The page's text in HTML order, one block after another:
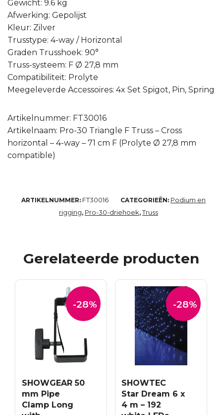
Gewicht: 9.6 kg
Afwerking: Gepolijst
Kleur: Zilver
Trusstype: 4-way / Horizontal
Graden Trusshoek: 90°
Truss-systeem: F Ø 27,8 mm
Compatibiliteit: Prolyte
Meegeleverde Accessoires: 4x Set Spigot, Pin, Spring
Artikelnummer: FT30016
Artikelnaam: Pro-30 Triangle F Truss – Cross
horizontal – 4-way – 71 cm F (Prolyte Ø 27,8 mm
compatible)
ARTIKELNUMMER: FT30016 CATEGORIEËN: Podium en
rigging, Pro-30-driehoek,Truss
Gerelateerde producten
-28%
SHOWGEAR 50
mm Pipe
Clamp Long
-28%
SHOWTEC
Star Dream 6 x
4 m – 192